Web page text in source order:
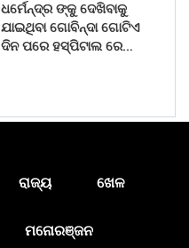
ଧର୍ମେନ୍ଦ୍ର ଙ୍କୁ ଦେଖିବାକୁ
ଯାଇଥିବା ଗୋବିନ୍ଦା ଗୋଟିଏ
ଦିନ ପରେ ହସ୍ପିଟାଲ ରେ…
ରାଜ୍ୟ ଖେଳ
ମନୋରଞ୍ଜନ